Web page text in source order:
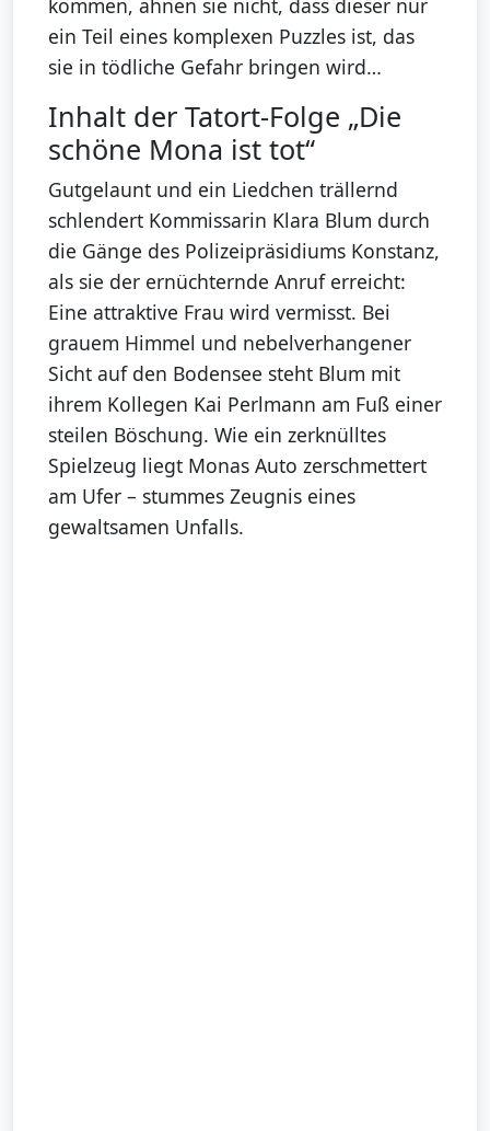
kommen, ahnen sie nicht, dass dieser nur
ein Teil eines komplexen Puzzles ist, das
sie in tödliche Gefahr bringen wird…
Inhalt der Tatort-Folge „Die
schöne Mona ist tot“
Gutgelaunt und ein Liedchen trällernd
schlendert Kommissarin Klara Blum durch
die Gänge des Polizeipräsidiums Konstanz,
als sie der ernüchternde Anruf erreicht:
Eine attraktive Frau wird vermisst. Bei
grauem Himmel und nebelverhangener
Sicht auf den Bodensee steht Blum mit
ihrem Kollegen Kai Perlmann am Fuß einer
steilen Böschung. Wie ein zerknülltes
Spielzeug liegt Monas Auto zerschmettert
am Ufer – stummes Zeugnis eines
gewaltsamen Unfalls.